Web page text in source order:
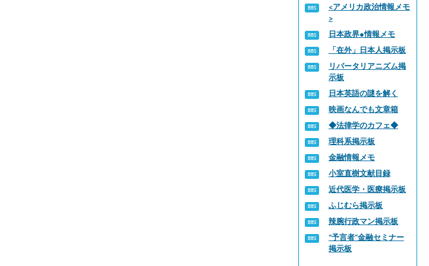
<アメリカ政治情報メモ
>
日本政界●情報メモ
「在外」日本人掲示板
リバータリアニズム掲
示板
日本英語の謎を解く
映画なんでも文章箱
◆法律学のカフェ◆
理科系掲示板
金融情報メモ
小室直樹文献目録
近代医学・医療掲示板
ふじむら掲示板
辣腕行政マン掲示板
“予言者”金融セミナー
掲示板